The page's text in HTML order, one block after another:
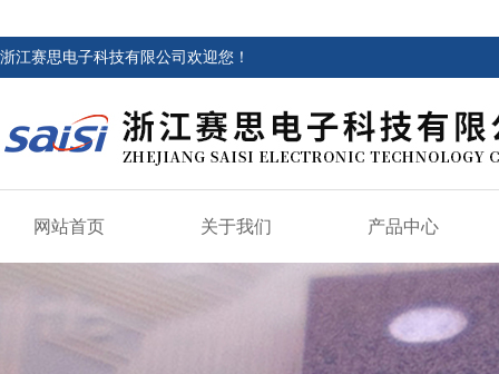
浙江赛思电子科技有限公司欢迎您！
网站首页 关于我们 产品中心